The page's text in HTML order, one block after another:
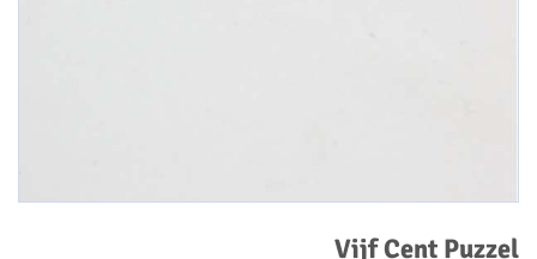
Vijf Cent Puzzel